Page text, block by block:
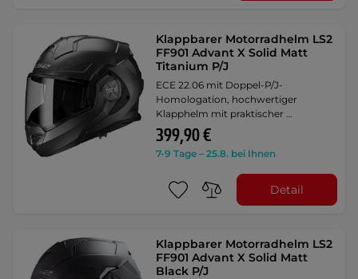
Klappbarer Motorradhelm LS2
FF901 Advant X Solid Matt
Titanium P/J
ECE 22.06 mit Doppel-P/J-
Homologation, hochwertiger
Klapphelm mit praktischer …
399,90 €
7-9 Tage – 25.8. bei Ihnen
Detail
Klappbarer Motorradhelm LS2
FF901 Advant X Solid Matt
Black P/J